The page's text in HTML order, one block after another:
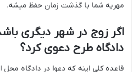
مهریه شما با گذشت زمان حفظ میشه.
اگر زوج در شهر دیگری
دادگاه طرح دعوی کرد؟
قاعده کلی اینه که دعوا در دادگاه محل